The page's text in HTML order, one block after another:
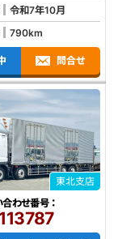
令和7年10月
790km
問合せ
東北支店
合わせ番号：